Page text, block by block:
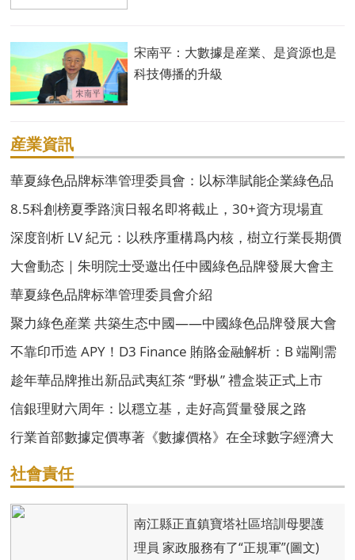
宋南平：大數據是産業、是資源也是
科技傳播的升級
産業資訊
華夏綠色品牌标準管理委員會：以标準賦能企業綠色品
牌高質量發展
8.5科創榜夏季路演日報名即将截止，30+資方現場直
投！
深度剖析 LV 紀元：以秩序重構爲内核，樹立行業長期價
值發展新标杆
大會動态｜朱明院士受邀出任中國綠色品牌發展大會主
席團主席
華夏綠色品牌标準管理委員會介紹
聚力綠色産業 共築生态中國——中國綠色品牌發展大會
組委會介紹
不靠印币造 APY！D3 Finance 賄賂金融解析：B 端剛需
支撐永續收益
趁年華品牌推出新品武夷紅茶 “野枞” 禮盒裝正式上市
信銀理财六周年：以穩立基，走好高質量發展之路
行業首部數據定價專著《數據價格》在全球數字經濟大
會首發
社會責任
南江縣正直鎮寶塔社區培訓母嬰護
理員 家政服務有了“正規軍”(圖文)